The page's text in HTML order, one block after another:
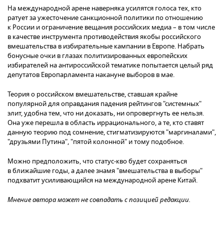
На международной арене наверняка усилятся голоса тех, кто
ратует за ужесточение санкционной политики по отношению
к России и ограничение вещания российских медиа – в том числе
в качестве инструмента противодействия якобы российского
вмешательства в избирательные кампании в Европе. Набрать
бонусные очки в глазах политизированных европейских
избирателей на антироссийской тематике попытается целый ряд
депутатов Европарламента накануне выборов в мае.
Теория о российском вмешательстве, ставшая крайне
популярной для оправдания падения рейтингов "системных"
элит, удобна тем, что ни доказать, ни опровергнуть ее нельзя.
Она уже перешла в область иррационального, а те, кто ставят
данную теорию под сомнение, стигматизируются "маргиналами",
"друзьями Путина", "пятой колонной" и тому подобное.
Можно предположить, что статус-кво будет сохраняться
в ближайшие годы, а далее знамя "вмешательства в выборы"
подхватит усиливающийся на международной арене Китай.
Мнение автора может не совпадать с позицией редакции.